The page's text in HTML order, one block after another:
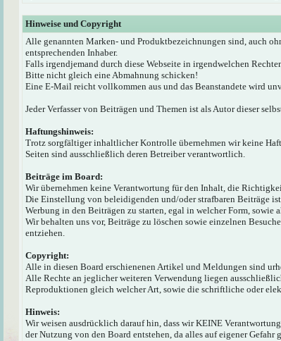
Hinweise und Copyright
Alle genannten Marken- und Produktbezeichnungen sind, auch
entsprechenden Inhaber.
Falls irgendjemand durch diese Webseite in irgendwelchen
Bitte nicht gleich eine Abmahnung schicken!
Eine E-Mail reicht vollkommen aus und das Beanstandete wird
Jeder Verfasser von Beiträgen und Themen ist als Autor dieser
Haftungshinweis:
Trotz sorgfältiger inhaltlicher Kontrolle übernehmen wir keine
Seiten sind ausschließlich deren Betreiber verantwortlich.
Beiträge im Board:
Wir übernehmen keine Verantwortung für den Inhalt, die
Die Einstellung von beleidigenden und/oder strafbaren Beiträge
Werbung in den Beiträgen zu starten, egal in welcher Form,
Wir behalten uns vor, Beiträge zu löschen sowie einzelnen
entziehen.
Copyright:
Alle in diesen Board erschienenen Artikel und Meldungen sind
Alle Rechte an jeglicher weiteren Verwendung liegen
Reproduktionen gleich welcher Art, sowie die schriftliche oder
Hinweis:
Wir weisen ausdrücklich darauf hin, dass wir KEINE
der Nutzung von den Board entstehen, da alles auf eigener Gefahr